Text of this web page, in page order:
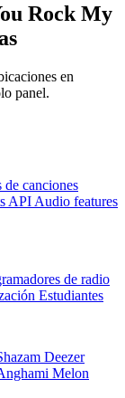
Rock My
en
panel.
de canciones
API Audio features
de radio
Estudiantes
Deezer
Melon